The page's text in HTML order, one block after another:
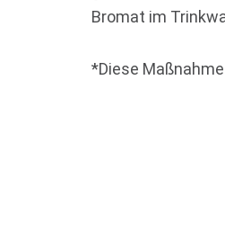
Bromat im
*Diese